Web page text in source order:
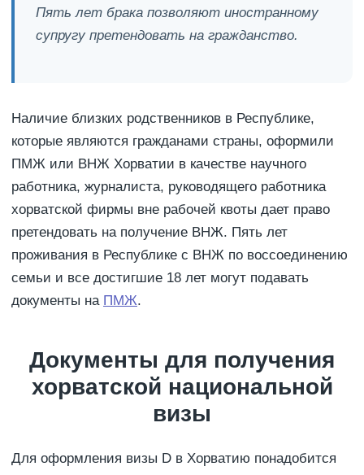
Пять лет брака позволяют иностранному
супругу претендовать на гражданство.
Наличие близких родственников в Республике,
которые являются гражданами страны, оформили
ПМЖ или ВНЖ Хорватии в качестве научного
работника, журналиста, руководящего работника
хорватской фирмы вне рабочей квоты дает право
претендовать на получение ВНЖ. Пять лет
проживания в Республике с ВНЖ по воссоединению
семьи и все достигшие 18 лет могут подавать
документы на ПМЖ.
Документы для получения
хорватской национальной
визы
Для оформления визы D в Хорватию понадобится